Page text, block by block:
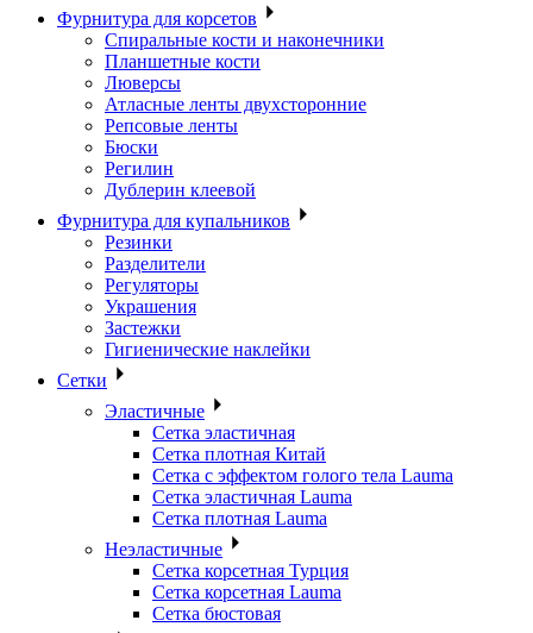
Фурнитура для корсетов
Спиральные кости и наконечники
Планшетные кости
Люверсы
Атласные ленты двухсторонние
Репсовые ленты
Бюски
Регилин
Дублерин клеевой
Фурнитура для купальников
Резинки
Разделители
Регуляторы
Украшения
Застежки
Гигиенические наклейки
Сетки
Эластичные
Сетка эластичная
Сетка плотная Китай
Сетка с эффектом голого тела Lauma
Сетка эластичная Lauma
Сетка плотная Lauma
Неэластичные
Сетка корсетная Турция
Сетка корсетная Lauma
Сетка бюстовая